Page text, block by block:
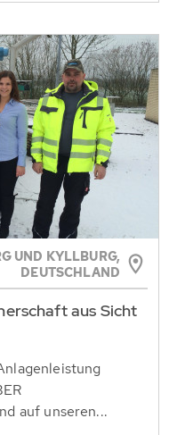
UND KYLLBURG,
DEUTSCHLAND
aus Sicht
auf unseren...